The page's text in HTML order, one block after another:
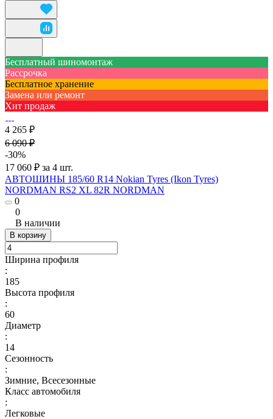
Бесплатный шиномонтаж
Рассрочка
Бесплатное хранение
Замена или ремонт
Хит продаж
4 265 ₽
6 090 ₽
-30%
17 060 ₽ за 4 шт.
АВТОШИНЫ 185/60 R14 Nokian Tyres (Ikon Tyres)
NORDMAN RS2 XL 82R NORDMAN
0
0
В наличии
В корзину
Ширина профиля
:
185
Высота профиля
:
60
Диаметр
:
14
Сезонность
:
Зимние, Всесезонные
Класс автомобиля
:
Легковые